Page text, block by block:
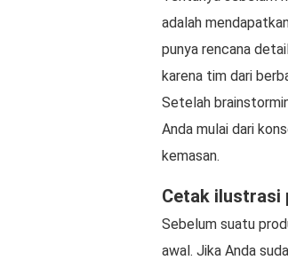
adalah
punya rencana
karena tim dari
Setelah
Anda mulai dari
kemasan.
Cetak ilustrasi
Sebelum suatu
awal. Jika Anda